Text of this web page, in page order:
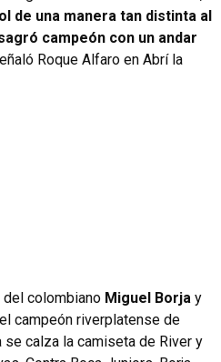
de una manera tan distinta al
campeón con un andar
Roque Alfaro en Abrí la
colombiano Miguel Borja y
campeón riverplatense de
se calza la camiseta de River y